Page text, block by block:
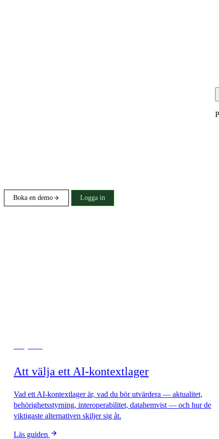
Boka en demo Logga in
Att välja ett AI-kontextlager
Vad ett AI-kontextlager är, vad du bör utvärdera — aktualitet,
behörighetsstyrning, interoperabilitet, datahemvist — och hur de
viktigaste alternativen skiljer sig åt.